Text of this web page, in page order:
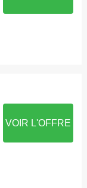
VOIR L'OFFRE